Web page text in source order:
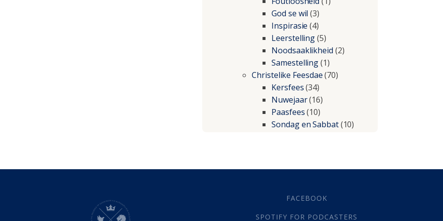
God se wil (3)
Inspirasie (4)
Leerstelling(5)
Noodsaaklikheid (2)
Samestelling(1)
Christelike Feesdae(70)
Kersfees(34)
Nuwejaar(16)
Paasfees(10)
Sondag en Sabbat(10)
Geestelike Groei
FACEBOOK
SPOTIFY FOR PODCASTERS